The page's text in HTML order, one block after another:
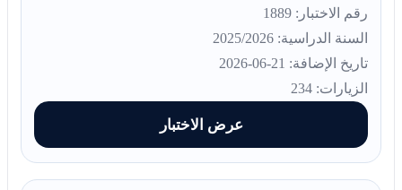
رقم الاختبار: 1889
السنة الدراسية: 2025/2026
تاريخ الإضافة: 21-06-2026
الزيارات: 234
عرض الاختبار